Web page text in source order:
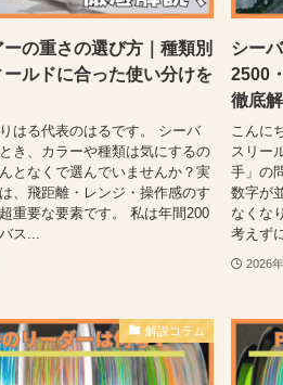
の重さの選び方｜種類別
ルドに合った使い分けを
はる代表のはるです。 シーバ
き、カラーや種類は気にするの
となくで選んでいませんか？実
、飛距離・レンジ・操作感のす
重要な要素です。 私は年間200
ス...
シー
2500
徹底
こんに
スリー
手」の
数字が
なくな
考えず
2026
解説コラム